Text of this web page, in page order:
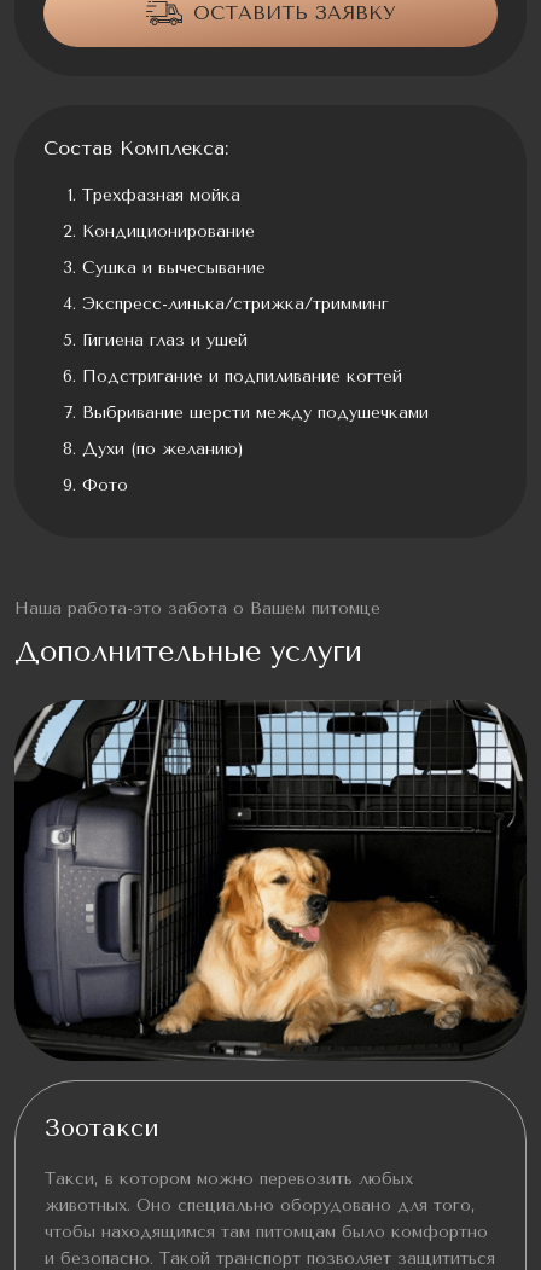
ОСТАВИТЬ ЗАЯВКУ
Состав Комплекса:
Трехфазная мойка
Кондиционирование
Сушка и вычесывание
Экспресс-линька/стрижка/тримминг
Гигиена глаз и ушей
Подстригание и подпиливание когтей
Выбривание шерсти между подушечками
Духи (по желанию)
Фото
Наша работа-это забота о Вашем питомце
Дополнительные услуги
Зоотакси
Такси, в котором можно перевозить любых
животных. Оно специально оборудовано для того,
чтобы находящимся там питомцам было комфортно
и безопасно. Такой транспорт позволяет защититься